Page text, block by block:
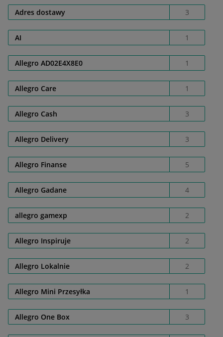
Adres dostawy 3
AI 1
Allegro AD02E4X8E0 1
Allegro Care 1
Allegro Cash 3
Allegro Delivery 3
Allegro Finanse 5
Allegro Gadane 4
allegro gamexp 2
Allegro Inspiruje 2
Allegro Lokalnie 2
Allegro Mini Przesyłka 1
Allegro One Box 3